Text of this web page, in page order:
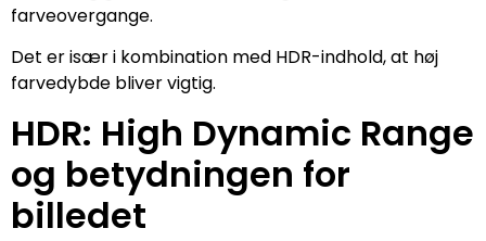
farveovergange.
Det er især i kombination med HDR-indhold, at høj
farvedybde bliver vigtig.
HDR: High Dynamic Range
og betydningen for
billedet